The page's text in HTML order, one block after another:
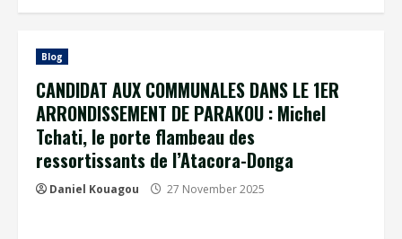
Blog
CANDIDAT AUX COMMUNALES DANS LE 1ER
ARRONDISSEMENT DE PARAKOU : Michel
Tchati, le porte flambeau des
ressortissants de l’Atacora-Donga
Daniel Kouagou 27 November 2025